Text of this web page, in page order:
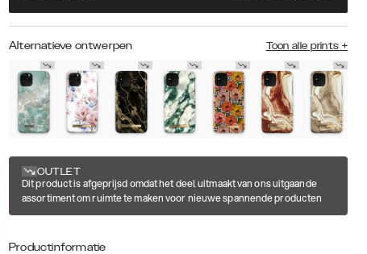
Alternatieve ontwerpen Toon alle prints +
OUTLET
Dit product is afgeprijsd omdat het deel uitmaakt van ons uitgaande
assortiment om ruimte te maken voor nieuwe spannende producten
Productinformatie